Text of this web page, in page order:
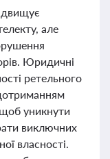
але
Юридичні
ретельного
уникнути
виключних
власності.